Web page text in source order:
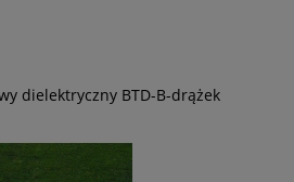
dielektryczny BTD-B-drążek